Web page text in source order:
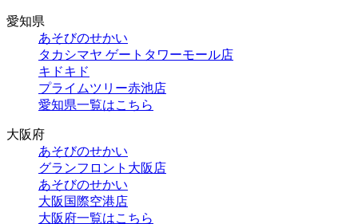
愛知県
あそびのせかい
タカシマヤ ゲートタワーモール店
キドキド
プライムツリー赤池店
愛知県一覧はこちら
大阪府
あそびのせかい
グランフロント大阪店
あそびのせかい
大阪国際空港店
大阪府一覧はこちら